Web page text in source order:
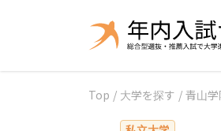
Top / 大学を探す / 青山